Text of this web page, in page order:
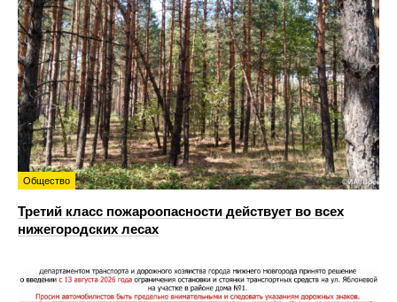
Общество
Третий класс пожароопасности действует во всех
нижегородских лесах